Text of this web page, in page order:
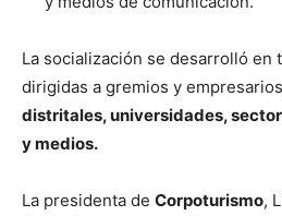
La socialización se desarrolló en
dirigidas a gremios y
distritales, universidades,
y medios.
La presidenta de Corpoturismo,